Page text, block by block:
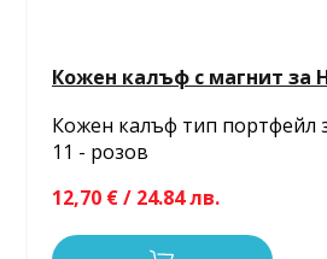
Кожен калъф с магнит за
Кожен калъф тип портфейл
11 - розов
12,70 € / 24.84 лв.